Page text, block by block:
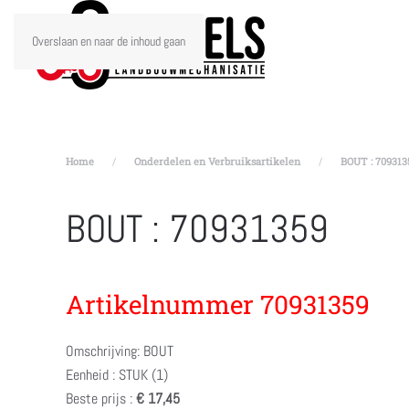
Overslaan en naar de inhoud gaan
Home Onderdelen en Verbruiksartikelen BOUT :
BOUT : 70931359
Artikelnummer 70931359
Omschrijving: BOUT
Eenheid : STUK (1)
Beste prijs :€ 17,45